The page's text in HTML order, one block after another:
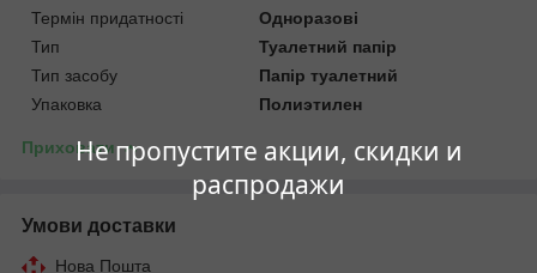
Не пропустите акции, скидки и
распродажи
Термін придатності
Одноразові
Тип
Туалетний папір
Тип засобу
Папір туалетний
Упаковка
Полиэтилен
Приховати
Умови доставки
Нова Пошта